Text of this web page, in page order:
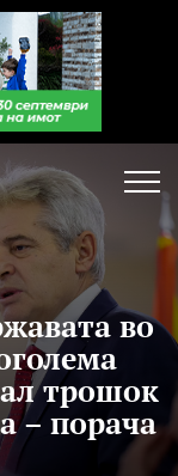
во
трошок
– порача